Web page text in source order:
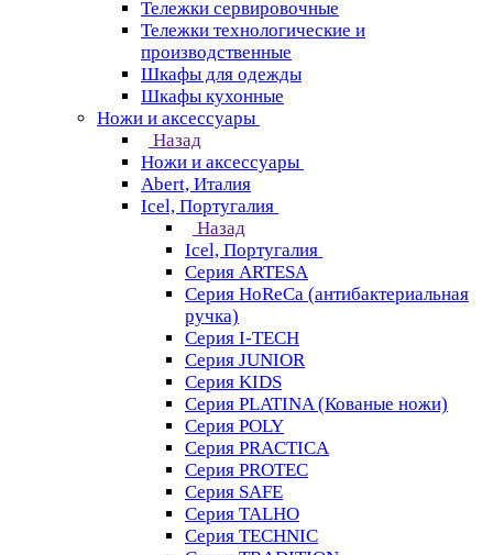
Тележки сервировочные
Тележки технологические и
производственные
Шкафы для одежды
Шкафы кухонные
Ножи и аксессуары
Назад
Ножи и аксессуары
Abert, Италия
Icel, Португалия
Назад
Icel, Португалия
Серия ARTESA
Серия HoReCa (антибактериальная
ручка)
Серия I-TECH
Серия JUNIOR
Серия KIDS
Серия PLATINA (Кованые ножи)
Серия POLY
Серия PRACTICA
Серия PROTEC
Серия SAFE
Серия TALHO
Серия TECHNIC